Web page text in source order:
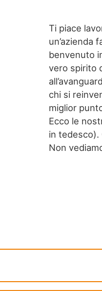
Ti piace
un’azienda
benvenuto
vero spirito
chi si
miglior
Ecco le
in tedesco).
Non